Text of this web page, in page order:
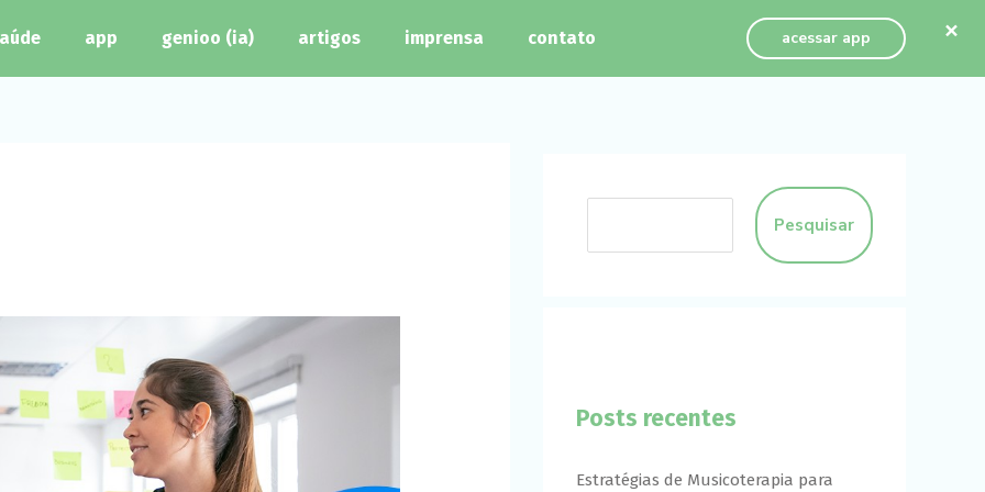
app genioo (ia) artigos imprensa contato acessar app
Pesquisar
Posts recentes
Estratégias de Musicoterapia para
×